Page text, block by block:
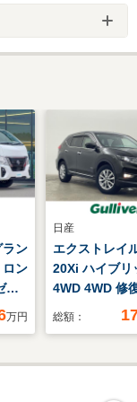
ラン
ロン
ル
未
キ
万円
日産
エクストレイ
20Xi ハイブリ
4WD 4WD 修
総額：